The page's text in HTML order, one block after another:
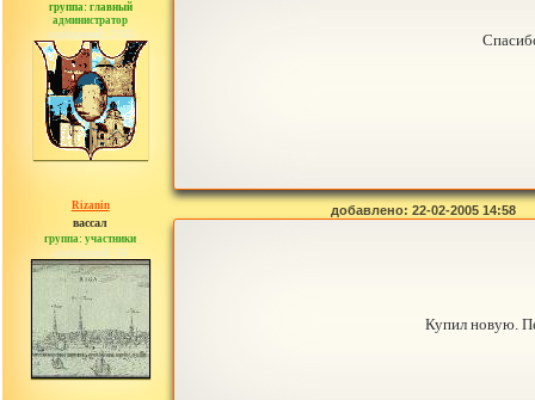
группа: главный
администратор
сообщений: 2765
Rizanin
вассал
группа: участники
сообщений: 56
добавлено: 22-02-2005 14:58
Купил новую.